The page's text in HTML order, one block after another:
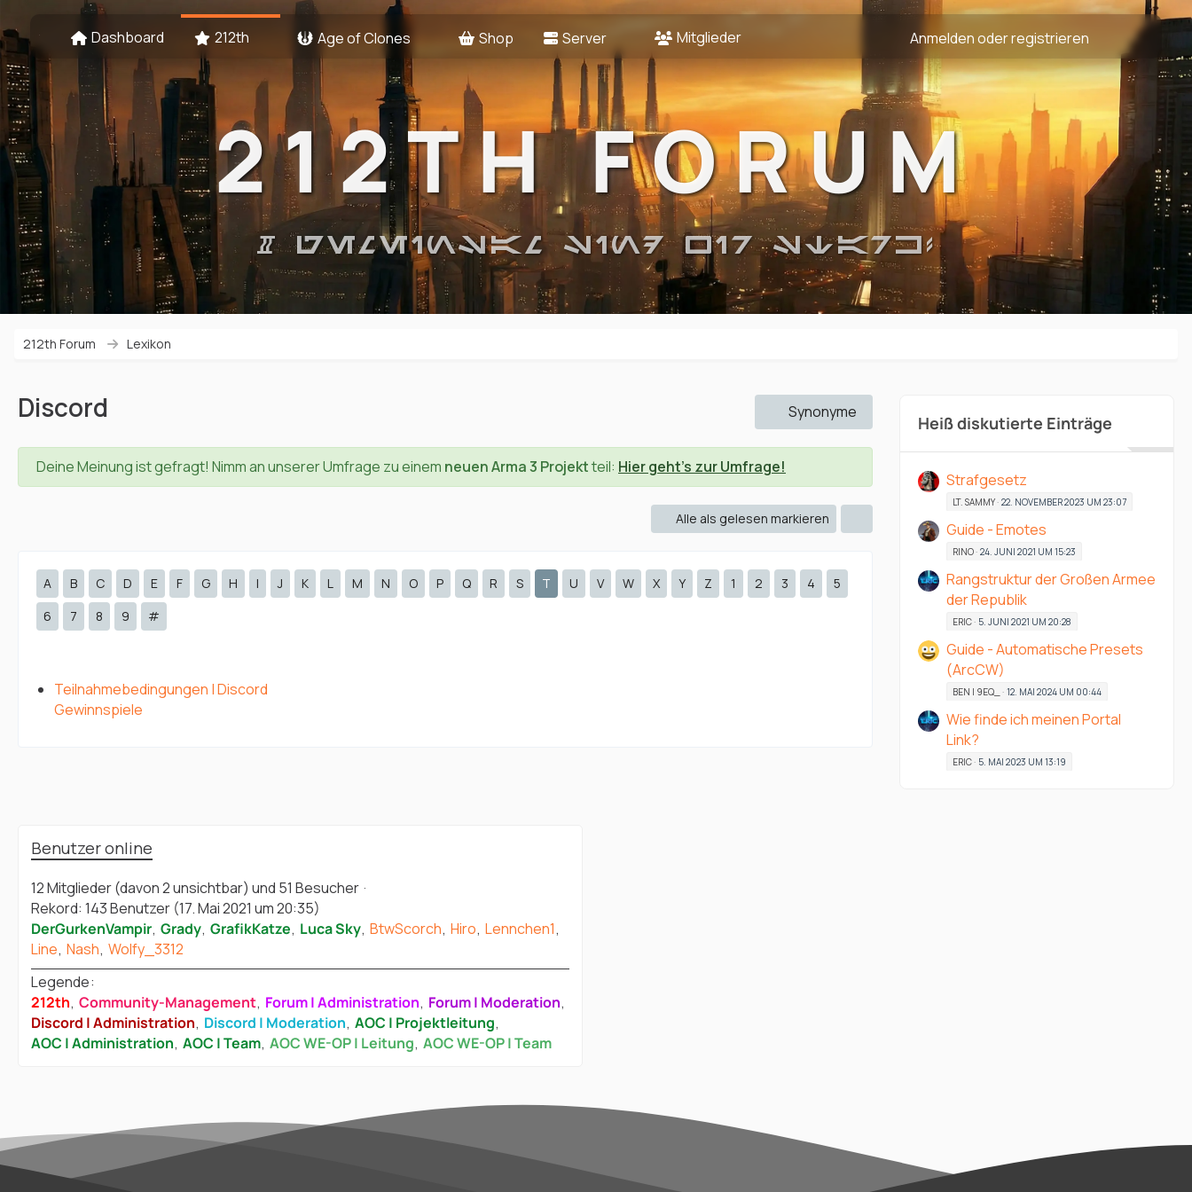
Dashboard 212th Age of Clones Shop Server Mitglieder Anmelden oder registrieren
212TH FORUM
# GEMEINSAM SIND WIR STARK!
212th Forum Lexikon
Discord Synonyme
Deine Meinung ist gefragt! Nimm an unserer Umfrage zu einem neuen Arma 3 Projektteil: Hier geht's zur Umfrage!
Alle als gelesen markieren
A B C D E F G H I J K L M N O P Q R S T U V W X Y Z 1 2 3 4
5
6
7 8 9 #
Teilnahmebedingungen | Discord
Gewinnspiele
Heiß diskutierte Einträge
Strafgesetz
LT. SAMMY 22. NOVEMBER 2023 UM 23:07
Guide - Emotes
RINO 24. JUNI 2021 UM 15:23
Rangstruktur der Großen Armee
der Republik
ERIC 5. JUNI 2021 UM 20:28
Guide - Automatische Presets
(ArcCW)
BEN | 9EQ_ 12. MAI 2024 UM 00:44
Wie finde ich meinen Portal
Link?
ERIC 5. MAI 2023 UM 13:19
Benutzer online
12 Mitglieder (davon 2 unsichtbar) und 51 Besucher
Rekord: 143 Benutzer (17. Mai 2021 um 20:35)
DerGurkenVampir Grady GrafikKatze Luca Sky BtwScorch Hiro Lennchen1
Line Nash Wolfy_3312
Legende
212th Community-Management Forum | Administration Forum | Moderation
Discord | Administration Discord | Moderation AOC | Projektleitung
AOC | Administration AOC | Team AOC WE-OP | Leitung AOC WE-OP | Team